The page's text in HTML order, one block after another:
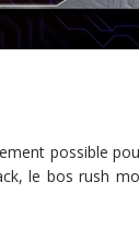
possible
le bos rush